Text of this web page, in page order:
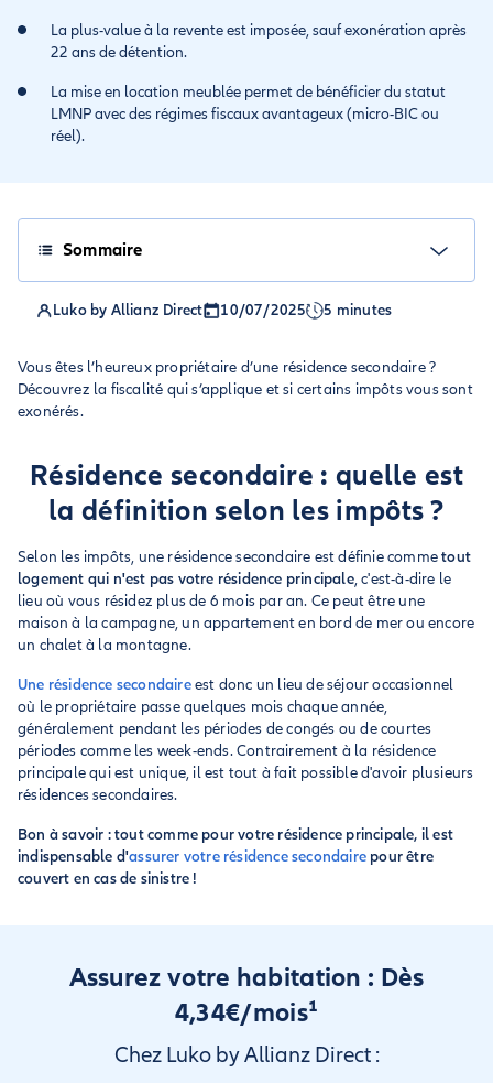
La plus-value à la revente est imposée, sauf exonération après
22 ans de détention.
La mise en location meublée permet de bénéficier du statut
LMNP avec des régimes fiscaux avantageux (micro-BIC ou
réel).
Sommaire
Luko by Allianz Direct 10/07/2025 5 minutes
Vous êtes l’heureux propriétaire d’une résidence secondaire ?
Découvrez la fiscalité qui s’applique et si certains impôts vous sont
exonérés.
Résidence secondaire : quelle est
la définition selon les impôts ?
Selon les impôts, une résidence secondaire est définie commetout
logement qui n'est pas votre résidence principale, c'est-à-dire le
lieu où vous résidez plus de 6 mois par an. Ce peut être une
maison à la campagne, un appartement en bord de mer ou encore
un chalet à la montagne.
Une résidence secondaireest donc un lieu de séjour occasionnel
où le propriétaire passe quelques mois chaque année,
généralement pendant les périodes de congés ou de courtes
périodes comme les week-ends. Contrairement à la résidence
principale qui est unique, il est tout à fait possible d'avoir plusieurs
résidences secondaires.
Bon à savoir : tout comme pour votre résidence principale, il est
indispensable d'assurer votre résidence secondaire pour être
couvert en cas de sinistre !
Assurez votre habitation : Dès
4,34€/mois¹
Chez Luko by Allianz Direct :